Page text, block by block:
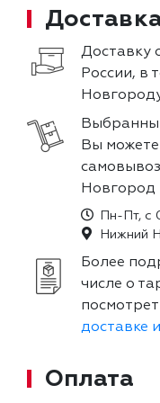
Доставку
России, в
Вы
Новгород
Пн-Пт, с
Нижний
Более
числе о
доставке
Оплата